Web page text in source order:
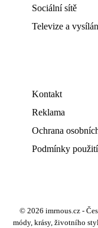
Sociální sítě
Televize a
Kontakt
Reklama
Ochrana
Podmínky použití
© 2026 imrnous.cz -
módy, krásy, životního